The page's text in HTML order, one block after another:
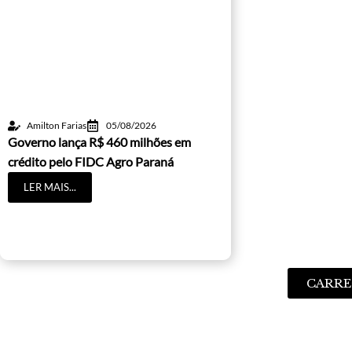
Amilton Farias 05/08/2026
Governo lança R$ 460 milhões em
crédito pelo FIDC Agro Paraná
LER MAIS...